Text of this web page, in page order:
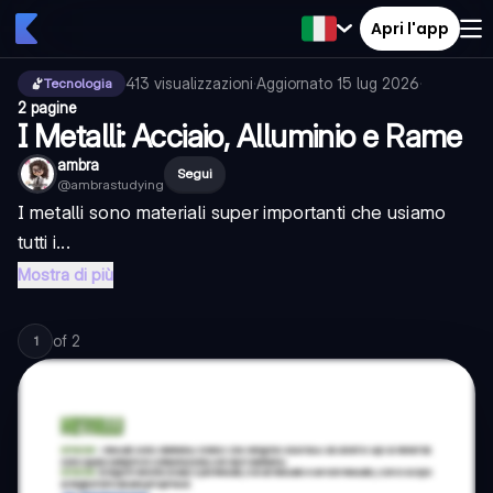
Apri l'app
Tecnologia 413 visualizzazioni·Aggiornato 15 lug 2026·
2 pagine
I Metalli: Acciaio, Alluminio e Rame
ambra
@ambrastudying
Segui
I metalli sono materiali super importanti che usiamo
tutti i...
Mostra di più
1 of 2